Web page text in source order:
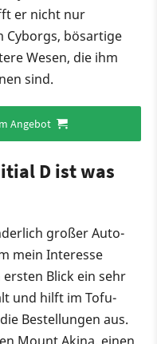
er nicht nur
Cyborgs, bösartige
Wesen, die ihm
sind.
Angebot
D ist was
großer Auto-
mein Interesse
Blick ein sehr
und hilft im Tofu-
Bestellungen aus.
Mount Akina, einen